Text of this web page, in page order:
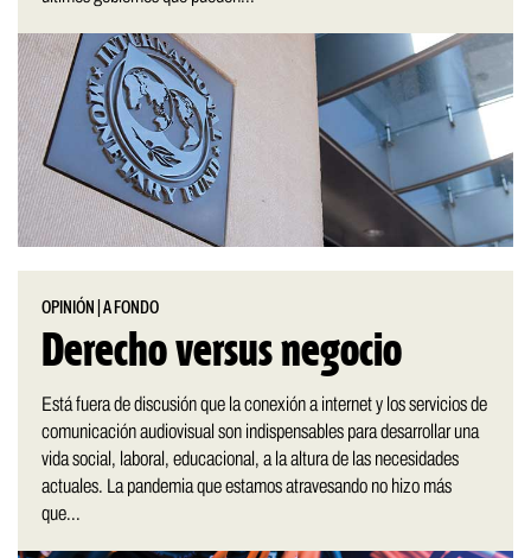
OPINIÓN |A FONDO
Derecho versus negocio
Está fuera de discusión que la conexión a internet y los servicios de
comunicación audiovisual son indispensables para desarrollar una
vida social, laboral, educacional, a la altura de las necesidades
actuales. La pandemia que estamos atravesando no hizo más
que...